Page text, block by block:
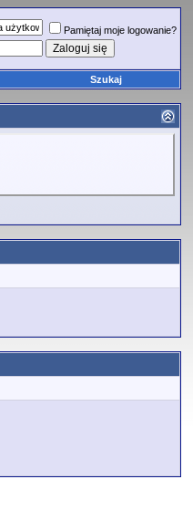
Pamiętaj moje logowanie?
Szukaj